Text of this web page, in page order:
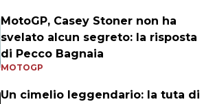
MotoGP, Casey Stoner non ha
svelato alcun segreto: la risposta
di Pecco Bagnaia
MOTOGP
Un cimelio leggendario: la tuta di